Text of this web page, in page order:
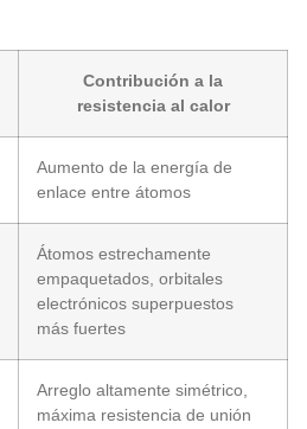
Contribución a la
resistencia al calor
Aumento de la energía de
enlace entre átomos
Átomos estrechamente
empaquetados, orbitales
electrónicos superpuestos
más fuertes
Arreglo altamente simétrico,
máxima resistencia de unión